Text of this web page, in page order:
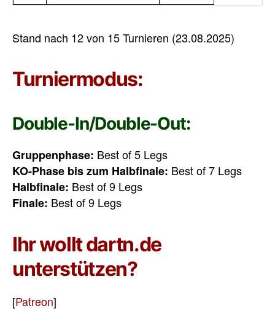
Stand nach 12 von 15 Turnieren (23.08.2025)
Turniermodus:
Double-In/Double-Out:
Gruppenphase: Best of 5 Legs
KO-Phase bis zum Halbfinale: Best of 7 Legs
Halbfinale: Best of 9 Legs
Finale: Best of 9 Legs
Ihr wollt dartn.de
unterstützen?
[Patreon]